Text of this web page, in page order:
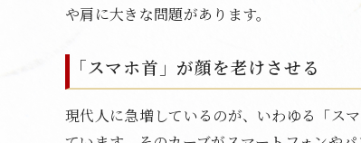
や肩に大きな問題があります。
「スマホ首」が顔を老けさせる
現代人に急増しているのが、いわゆる「ス